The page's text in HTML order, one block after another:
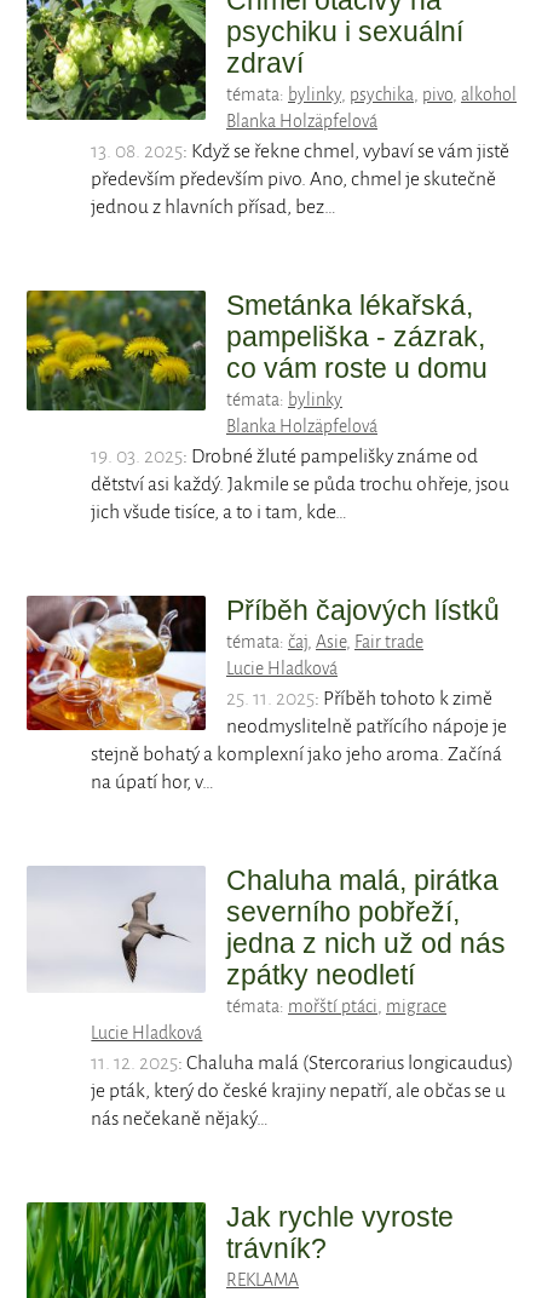
psychiku i sexuální
zdraví
témata: bylinky, psychika, pivo, alkohol
Blanka Holzäpfelová
13. 08. 2025: Když se řekne chmel, vybaví se vám jistě
především především pivo. Ano, chmel je skutečně
jednou z hlavních přísad, bez…
Smetánka lékařská,
pampeliška - zázrak,
co vám roste u domu
témata: bylinky
Blanka Holzäpfelová
19. 03. 2025: Drobné žluté pampelišky známe od
dětství asi každý. Jakmile se půda trochu ohřeje, jsou
jich všude tisíce, a to i tam, kde…
Příběh čajových lístků
témata: čaj, Asie, Fair trade
Lucie Hladková
25. 11. 2025: Příběh tohoto k zimě
neodmyslitelně patřícího nápoje je
stejně bohatý a komplexní jako jeho aroma. Začíná
na úpatí hor, v…
Chaluha malá, pirátka
severního pobřeží,
jedna z nich už od nás
zpátky neodletí
témata: mořští ptáci, migrace
Lucie Hladková
11. 12. 2025: Chaluha malá (Stercorarius longicaudus)
je pták, který do české krajiny nepatří, ale občas se u
nás nečekaně nějaký…
Jak rychle vyroste
trávník?
REKLAMA